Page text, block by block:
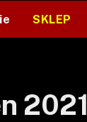
SKLEP
2021